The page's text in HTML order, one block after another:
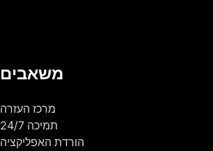
משאבים
מרכז העזרה
תמיכה 24/7
הורדת האפליקציה